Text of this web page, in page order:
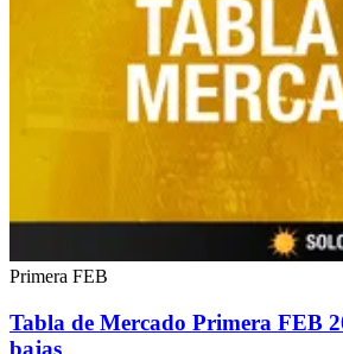
Primera FEB
Tabla de Mercado Primera FEB
bajas